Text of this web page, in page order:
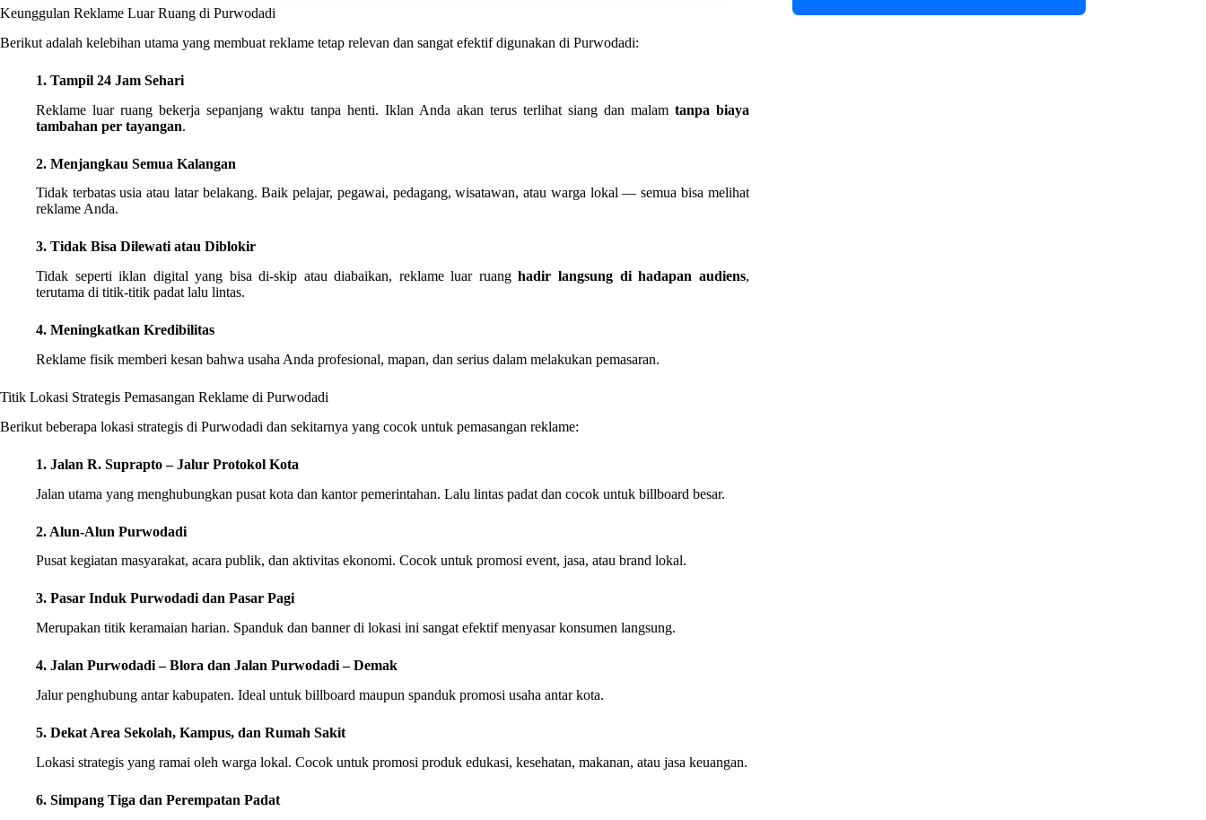
Keunggulan Reklame Luar Ruang di Purwodadi
Berikut adalah kelebihan utama yang membuat reklame tetap relevan dan sangat efektif digunakan di Purwodadi:
1. Tampil 24 Jam Sehari
Reklame luar ruang bekerja sepanjang waktu tanpa henti. Iklan Anda akan terus terlihat siang dan malam tanpa biaya
tambahan per tayangan.
2. Menjangkau Semua Kalangan
Tidak terbatas usia atau latar belakang. Baik pelajar, pegawai, pedagang, wisatawan, atau warga lokal — semua bisa melihat
reklame Anda.
3. Tidak Bisa Dilewati atau Diblokir
Tidak seperti iklan digital yang bisa di-skip atau diabaikan, reklame luar ruanghadir langsung di hadapan audiens,
terutama di titik-titik padat lalu lintas.
4. Meningkatkan Kredibilitas
Reklame fisik memberi kesan bahwa usaha Anda profesional, mapan, dan serius dalam melakukan pemasaran.
Titik Lokasi Strategis Pemasangan Reklame di Purwodadi
Berikut beberapa lokasi strategis di Purwodadi dan sekitarnya yang cocok untuk pemasangan reklame:
1. Jalan R. Suprapto – Jalur Protokol Kota
Jalan utama yang menghubungkan pusat kota dan kantor pemerintahan. Lalu lintas padat dan cocok untuk billboard besar.
2. Alun-Alun Purwodadi
Pusat kegiatan masyarakat, acara publik, dan aktivitas ekonomi. Cocok untuk promosi event, jasa, atau brand lokal.
3. Pasar Induk Purwodadi dan Pasar Pagi
Merupakan titik keramaian harian. Spanduk dan banner di lokasi ini sangat efektif menyasar konsumen langsung.
4. Jalan Purwodadi – Blora dan Jalan Purwodadi – Demak
Jalur penghubung antar kabupaten. Ideal untuk billboard maupun spanduk promosi usaha antar kota.
5. Dekat Area Sekolah, Kampus, dan Rumah Sakit
Lokasi strategis yang ramai oleh warga lokal. Cocok untuk promosi produk edukasi, kesehatan, makanan, atau jasa keuangan.
6. Simpang Tiga dan Perempatan Padat